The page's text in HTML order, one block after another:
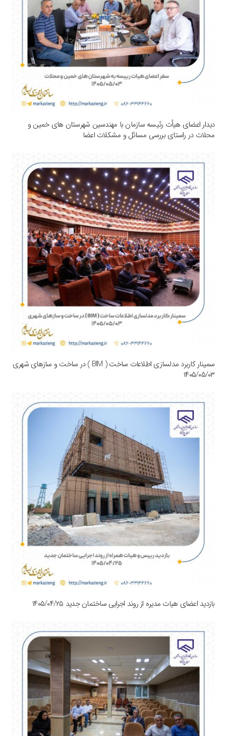
دیدار اعضای هیأت رئیسه سازمان با مهندسین شهرستان های خمین و
محلات در راستای بررسی مسائل و مشکلات اعضا
سمینار کاربرد مدلسازی اطلاعات ساخت ( BIM ) در ساخت و سازهای شهری
۱۴۰۵/۰۵/۰۳
بازدید اعضای هیات مدیره از روند اجرایی ساختمان جدید ۱۴۰۵/۰۴/۲۵